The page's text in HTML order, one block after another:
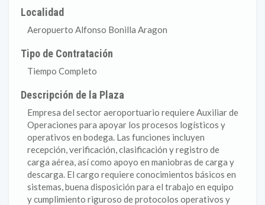
Localidad
Aeropuerto Alfonso Bonilla Aragon
Tipo de Contratación
Tiempo Completo
Descripción de la Plaza
Empresa del sector aeroportuario requiere Auxiliar de
Operaciones para apoyar los procesos logísticos y
operativos en bodega. Las funciones incluyen
recepción, verificación, clasificación y registro de
carga aérea, así como apoyo en maniobras de carga y
descarga. El cargo requiere conocimientos básicos en
sistemas, buena disposición para el trabajo en equipo
y cumplimiento riguroso de protocolos operativos y